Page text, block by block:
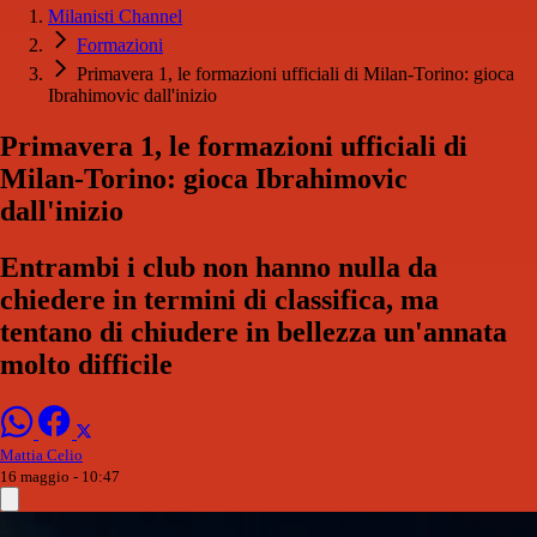
Milanisti Channel
Formazioni
Primavera 1, le formazioni ufficiali di Milan-Torino: gioca
Ibrahimovic dall'inizio
Primavera 1, le formazioni ufficiali di
Milan-Torino: gioca Ibrahimovic
dall'inizio
Entrambi i club non hanno nulla da
chiedere in termini di classifica, ma
tentano di chiudere in bellezza un'annata
molto difficile
Mattia Celio
16 maggio - 10:47